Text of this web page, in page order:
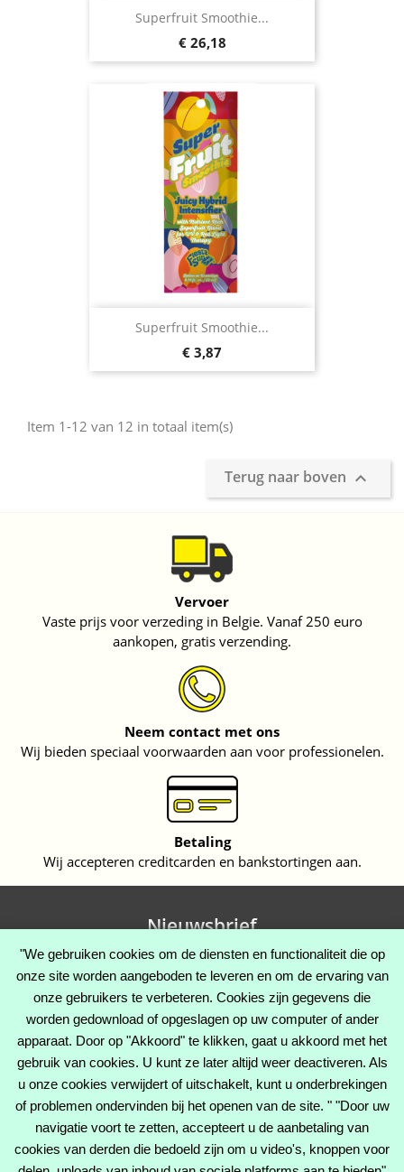
Superfruit Smoothie...
Prijs
€ 26,18
Superfruit Smoothie...
Prijs
€ 3,87
Item 1-12 van 12 in totaal item(s)
Terug naar boven 
Vervoer
Vaste prijs voor verzeding in Belgie. Vanaf 250 euro
aankopen, gratis verzending.
Neem contact met ons
Wij bieden speciaal voorwaarden aan voor professionelen.
Betaling
Wij accepteren creditcarden en bankstortingen aan.
Nieuwsbrief
Instagram
CATEGORIEËN 
OUR COMPANY 
"We gebruiken cookies om de diensten en functionaliteit die op
onze site worden aangeboden te leveren en om de ervaring van
onze gebruikers te verbeteren. Cookies zijn gegevens die
worden gedownload of opgeslagen op uw computer of ander
apparaat. Door op "Akkoord" te klikken, gaat u akkoord met het
gebruik van cookies. U kunt ze later altijd weer deactiveren. Als
u onze cookies verwijdert of uitschakelt, kunt u onderbrekingen
of problemen ondervinden bij het openen van de site. " "Door uw
navigatie voort te zetten, accepteert u de aanbetaling van
cookies van derden die bedoeld zijn om u video's, knoppen voor